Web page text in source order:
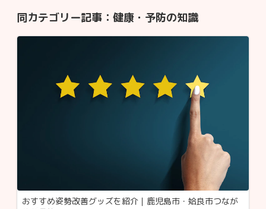
同カテゴリー記事： 健康・予防の知識
おすすめ姿勢改善グッズを紹介｜鹿児島市・姶良市つなが